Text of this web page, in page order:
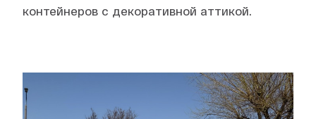
контейнеров с декоративной аттикой.